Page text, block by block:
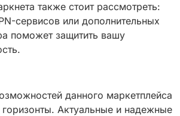
также стоит рассмотреть:
сервисов или дополнительных
поможет защитить вашу
данного маркетплейса
Актуальные и надежные